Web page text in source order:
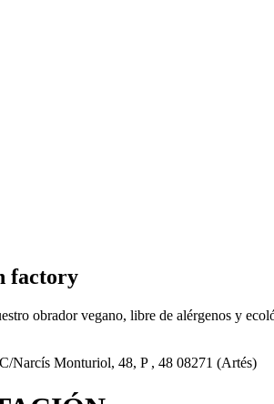
factory
obrador vegano, libre de alérgenos y
Narcís Monturiol, 48, P , 48 08271 (Artés)